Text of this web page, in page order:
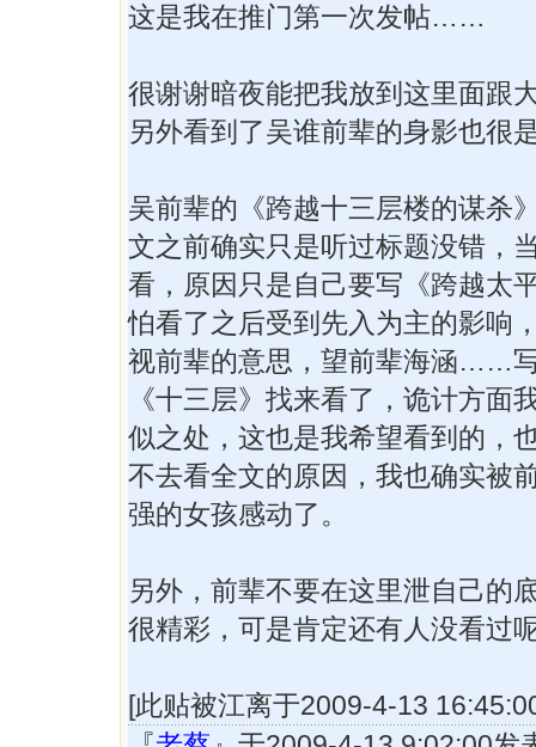
这是我在推门第一次发帖……
很谢谢暗夜能把我放到这里面跟
另外看到了吴谁前辈的身影也
吴前辈的《跨越十三层楼的谋杀
文之前确实只是听过标题没错，
看，原因只是自己要写《跨越太
怕看了之后受到先入为主的影响
视前辈的意思，望前辈海涵……
《十三层》找来看了，诡计方面
似之处，这也是我希望看到的，
不去看全文的原因，我也确实被
强的女孩感动了。
另外，前辈不要在这里泄自己的
很精彩，可是肯定还有人没看
[此贴被江离于2009-4-13